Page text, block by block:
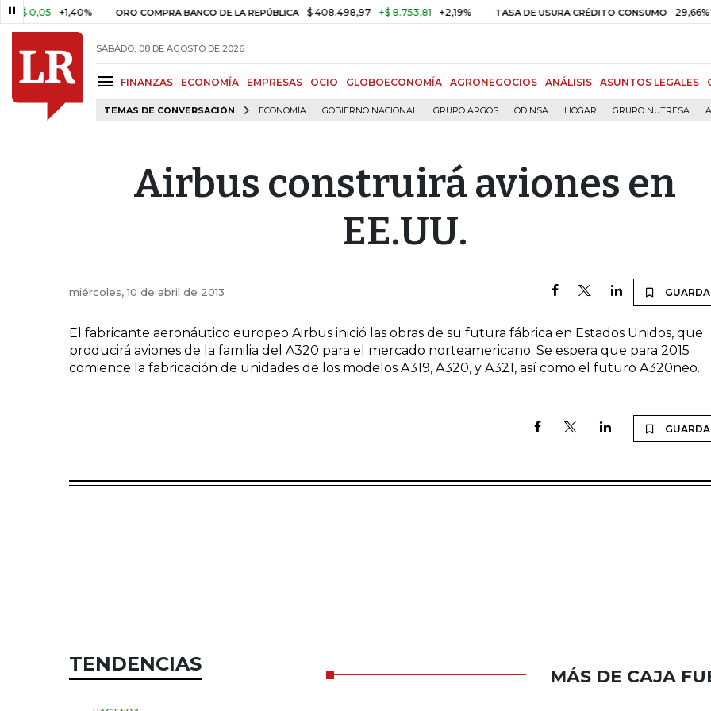
0,05 +1,40% ORO COMPRA BANCO DE LA REPÚBLICA $ 408.498,97 +$ 8.753,81 +2,19% TASA DE USURA CRÉDITO CONSUMO 29,66%
SÁBADO, 08 DE AGOSTO DE 2026
FINANZAS ECONOMÍA EMPRESAS OCIO GLOBOECONOMÍA AGRONEGOCIOS ANÁLISIS ASUNTOS LEGALES
TEMAS DE CONVERSACIÓN ECONOMÍA GOBIERNO NACIONAL GRUPO ARGOS ODINSA HOGAR GRUPO NUTRESA
Airbus construirá aviones en
EE.UU.
miércoles, 10 de abril de 2013
El fabricante aeronáutico europeo Airbus inició las obras de su futura fábrica en Estados Unidos, que
producirá aviones de la familia del A320 para el mercado norteamericano. Se espera que para 2015
comience la fabricación de unidades de los modelos A319, A320, y A321, así como el futuro A320neo.
TENDENCIAS
MÁS DE CAJA